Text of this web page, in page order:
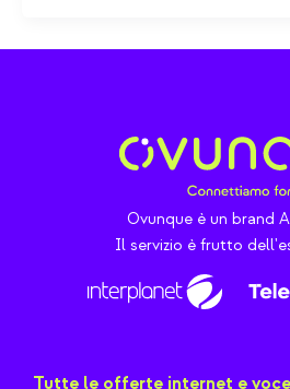
Ovunque è un brand
Il servizio è frutto
Tutte le offerte internet e voce